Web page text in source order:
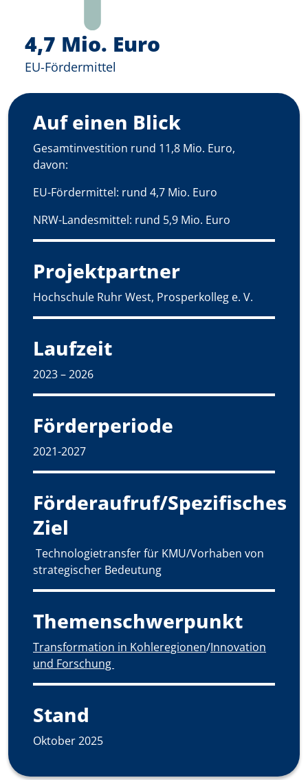
4,7 Mio. Euro
EU-Fördermittel
Auf einen Blick
Gesamtinvestition rund 11,8 Mio. Euro,
davon:
EU-Fördermittel: rund 4,7 Mio. Euro
NRW-Landesmittel: rund 5,9 Mio. Euro
Projektpartner
Hochschule Ruhr West, Prosperkolleg e. V.
Laufzeit
2023 – 2026
Förderperiode
2021-2027
Förderaufruf/Spezifisches
Ziel
Technologietransfer für KMU/Vorhaben von
strategischer Bedeutung
Themenschwerpunkt
Transformation in Kohleregionen/Innovation
und Forschung
Stand
Oktober 2025